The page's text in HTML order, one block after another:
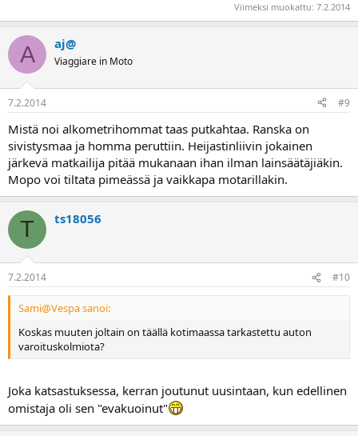
Viimeksi muokattu: 7.2.2014
A aj@
Viaggiare in Moto
7.2.2014 #9
Mistä noi alkometrihommat taas putkahtaa. Ranska on
sivistysmaa ja homma peruttiin. Heijastinliivin jokainen
järkevä matkailija pitää mukanaan ihan ilman lainsäätäjiäkin.
Mopo voi tiltata pimeässä ja vaikkapa motarillakin.
T ts18056
7.2.2014 #10
Sami@Vespa sanoi:
Koskas muuten joltain on täällä kotimaassa tarkastettu auton
varoituskolmiota?
Joka katsastuksessa, kerran joutunut uusintaan, kun edellinen
omistaja oli sen "evakuoinut"